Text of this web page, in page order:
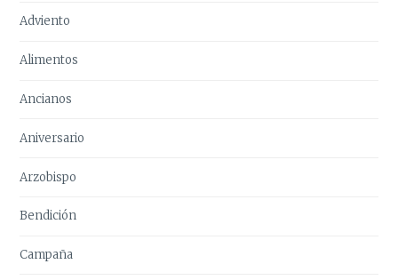
Adviento
Alimentos
Ancianos
Aniversario
Arzobispo
Bendición
Campaña